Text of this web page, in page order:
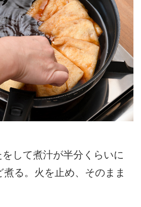
して煮汁が半分くらいに
る。火を止め、そのまま